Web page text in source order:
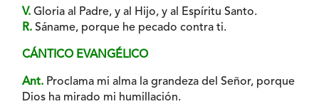
V. Gloria al Padre, y al Hijo, y al Espíritu Santo.
R. Sáname, porque he pecado contra ti.
CÁNTICO EVANGÉLICO
Ant. Proclama mi alma la grandeza del Señor, porque
Dios ha mirado mi humillación.